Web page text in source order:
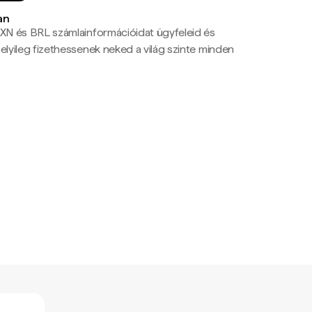
és BRL számlainformációidat ügyfeleid és
fizethessenek neked a világ szinte minden